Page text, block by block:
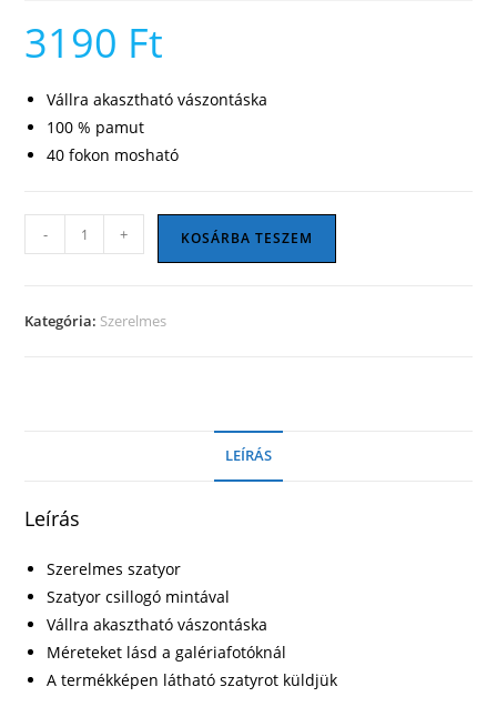
3190 Ft
Vállra akasztható vászontáska
100 % pamut
40 fokon mosható
Szerelmes
szatyor
mennyiség
- + KOSÁRBA TESZEM
Kategória: Szerelmes
LEÍRÁS
Leírás
Szerelmes szatyor
Szatyor csillogó mintával
Vállra akasztható vászontáska
Méreteket lásd a galériafotóknál
A termékképen látható szatyrot küldjük